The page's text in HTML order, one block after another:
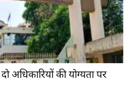
की योग्यता पर